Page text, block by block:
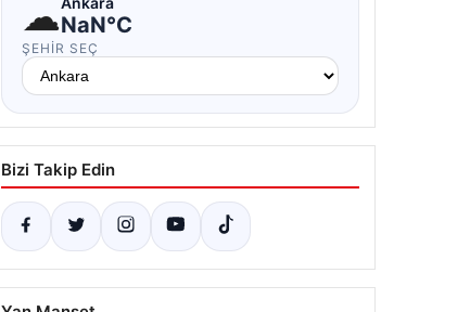
Bizi Takip Edin
Yan Manşet